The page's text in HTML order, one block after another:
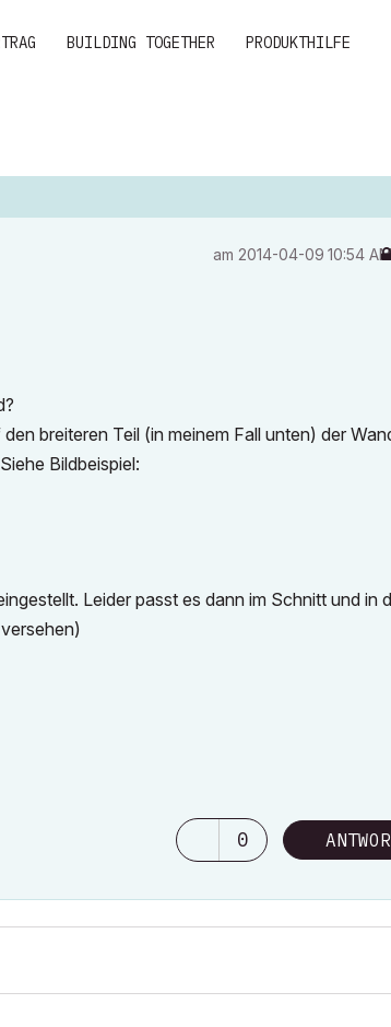
BUILDING TOGETHER PRODUKTHILFE
am ‎2014-04-09 10:54 AM
breiteren Teil (in meinem Fall unten) der
Bildbeispiel:
Leider passt es dann im Schnitt und in
0